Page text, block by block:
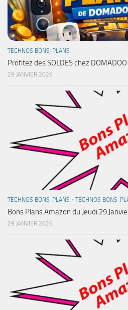
TECHNOS BONS-PLANS
Profitez des SOLDES chez
29 JANVIER 2026
TECHNOS BONS-PLANS / TECHNOS BONS-
Bons Plans Amazon du Jeudi 29
29 JANVIER 2026